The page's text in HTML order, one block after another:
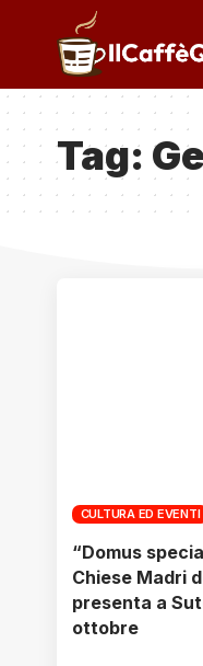
Tag:
CULTURA ED EVENTI
“Domus
Chiese Madri
presenta a
ottobre